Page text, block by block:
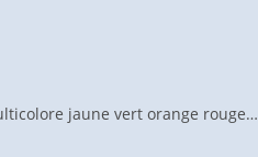
jaune vert orange rouge…